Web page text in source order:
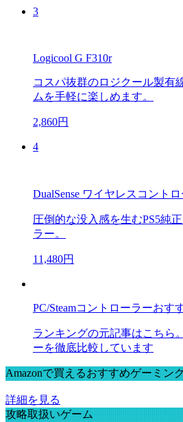
3
Logicool G F310r
コスパ抜群のロジクール製有
ムを手軽に楽しめます。
2,860円
4
DualSense ワイヤレスコント
圧倒的な没入感を生むPS5純
ラー。
11,480円
PC/Steamコントローラーおす
ランキングの元記事はこちら
ーを徹底比較しています
Amazonで買えるおすすめゲーミン
詳細を見る
攻略取扱いゲーム